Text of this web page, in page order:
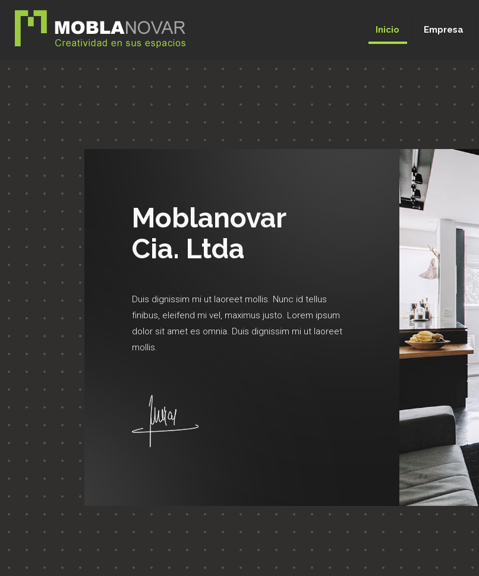
Inicio Empresa
Moblanovar
Cia. Ltda
Duis dignissim mi ut laoreet mollis. Nunc id tellus
finibus, eleifend mi vel, maximus justo. Lorem ipsum
dolor sit amet es omnia. Duis dignissim mi ut laoreet
mollis.